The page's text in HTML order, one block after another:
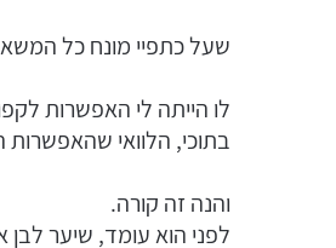
שעל כתפיי מונח כל
לו הייתה לי האפשרות
בתוכי, הלוואי
והנה זה קורה.
לפני הוא עומד, שיער לבן